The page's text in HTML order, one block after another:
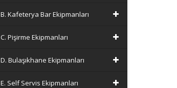
B. Kafeterya Bar Ekipmanları
C. Pişirme Ekipmanları
D. Bulaşıkhane Ekipmanları
E. Self Servis Ekipmanları